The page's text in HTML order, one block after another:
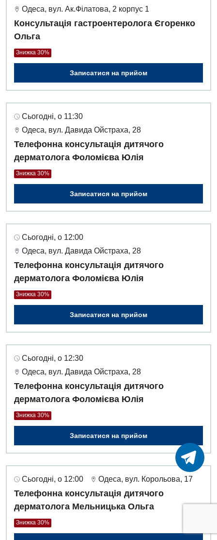
Одеса, вул. Ак.Філатова, 2 корпус 1
Консультація гастроентеролога Єгоренко
Ольга
Знижка 30%
Записатися на прийом
Сьогодні, о 11:30
Одеса, вул. Давида Ойстраха, 28
Телефонна консультація дитячого
дерматолога Фоломієва Юлія
Знижка 30%
Записатися на прийом
Сьогодні, о 12:00
Одеса, вул. Давида Ойстраха, 28
Телефонна консультація дитячого
дерматолога Фоломієва Юлія
Знижка 30%
Записатися на прийом
Сьогодні, о 12:30
Одеса, вул. Давида Ойстраха, 28
Телефонна консультація дитячого
дерматолога Фоломієва Юлія
Знижка 30%
Записатися на прийом
Сьогодні, о 12:00 Одеса, вул. Корольова, 17
Телефонна консультація дитячого
дерматолога Мельницька Ольга
Знижка 30%